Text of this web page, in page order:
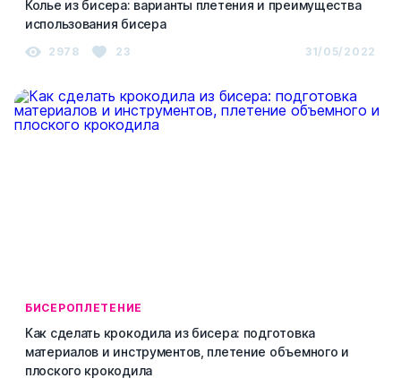
Колье из бисера: варианты плетения и преимущества
использования бисера
2978 23 31/05/2022
БИСЕРОПЛЕТЕНИЕ
Как сделать крокодила из бисера: подготовка
материалов и инструментов, плетение объемного и
плоского крокодила